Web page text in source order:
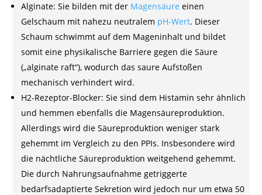
Alginate: Sie bilden mit der Magensäure einen
Gelschaum mit nahezu neutralem pH-Wert. Dieser
Schaum schwimmt auf dem Mageninhalt und bildet
somit eine physikalische Barriere gegen die Säure
(„alginate raft“), wodurch das saure Aufstoßen
mechanisch verhindert wird.
H2-Rezeptor-Blocker: Sie sind dem Histamin sehr ähnlich
und hemmen ebenfalls die Magensäureproduktion.
Allerdings wird die Säureproduktion weniger stark
gehemmt im Vergleich zu den PPIs. Insbesondere wird
die nächtliche Säureproduktion weitgehend gehemmt.
Die durch Nahrungsaufnahme getriggerte
bedarfsadaptierte Sekretion wird jedoch nur um etwa 50